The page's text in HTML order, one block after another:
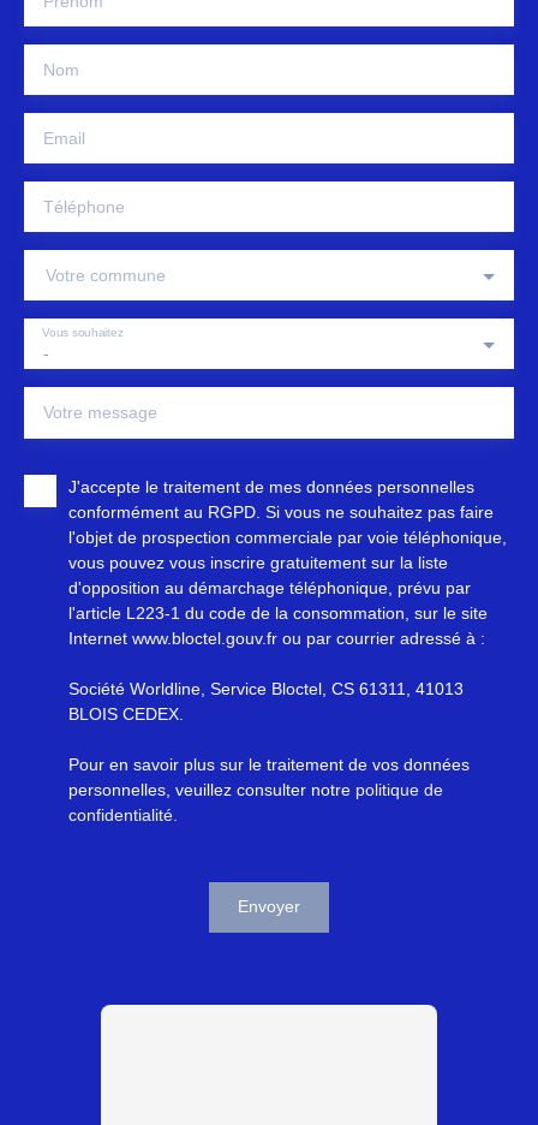
Nom
Email
Téléphone
Votre commune
-
Vous souhaitez
Votre message
J'accepte le traitement de mes données personnelles
conformément au RGPD. Si vous ne souhaitez pas faire
l'objet de prospection commerciale par voie téléphonique,
vous pouvez vous inscrire gratuitement sur la liste
d'opposition au démarchage téléphonique, prévu par
l'article L223-1 du code de la consommation, sur le site
Internet www.bloctel.gouv.fr ou par courrier adressé à :
Société Worldline, Service Bloctel, CS 61311, 41013
BLOIS CEDEX.
Pour en savoir plus sur le traitement de vos données
personnelles, veuillez consulter notre politique de
confidentialité
Envoyer